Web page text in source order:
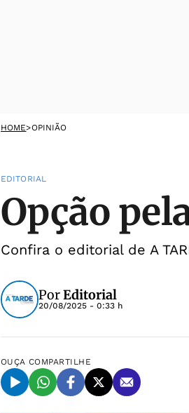
HOME>OPINIÃO
EDITORIAL
Opção
Confira o editorial de A
PorEditorial
20/08/2025 - 0:33 h
OUÇA COMPARTILHE